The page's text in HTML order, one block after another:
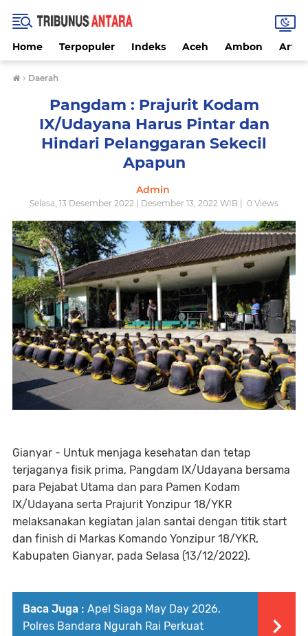
Home Terpopuler Indeks Aceh Ambon
› Daerah
Pangdam : Prajurit Kodam
IX/Udayana Harus Pintar dan
Hindari Pelanggaran Sekecil
Apapun
Admin
Selasa, 13 Desember 2022 | Desember 13, 2022 WIB | 0 Views
Gianyar - Untuk menjaga kesehatan dan tetap
terjaganya fisik prima, Pangdam IX/Udayana bersama
para Pejabat Utama dan para Pamen Kodam
IX/Udayana serta Prajurit Yonzipur 18/YKR
melaksanakan kegiatan jalan santai dengan titik start
dan finish di Markas Komando Yonzipur 18/YKR,
Kabupaten Gianyar, pada Selasa (13/12/2022).
Baca Juga : Apel Siaga May Day 2026,
Polres Bandara Ngurah Rai Perkuat